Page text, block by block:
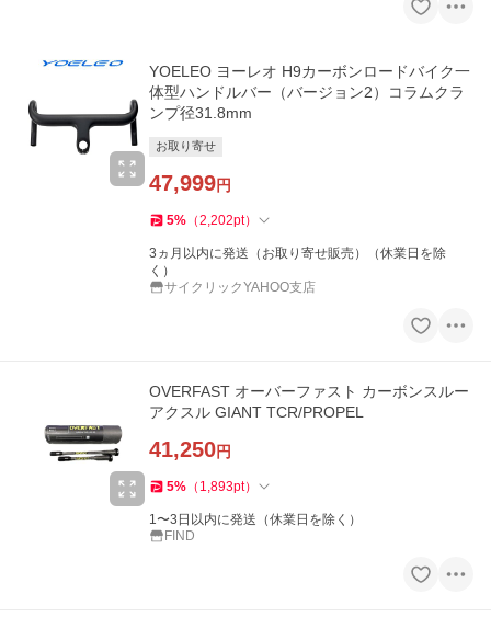
YOELEO ヨーレオ H9カーボンロードバイク一
体型ハンドルバー（バージョン2）コラムクラ
ンプ径31.8mm
お取り寄せ
47,999円
5% （2,202pt）
3ヵ月以内に発送（お取り寄せ販売）（休業日を除
く）
サイクリックYAHOO支店
OVERFAST オーバーファスト カーボンスルー
アクスル GIANT TCR/PROPEL
41,250円
5% （ 1,893pt）
1〜3日以内に発送（休業日を除く）
FIND